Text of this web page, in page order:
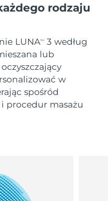
rodzaju
LUNATM
3 według
lub
w
spośród
procedur masażu